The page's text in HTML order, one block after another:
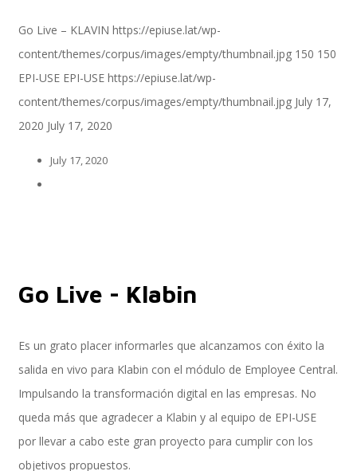
Servicios y productos cloud
Implementación SAP SuccessFactors
Implementación Nómina Cloud Sap
Go Live – KLAVIN https://epiuse.lat/wp-
content/themes/corpus/images/empty/thumbnail.jpg 150 150
EPI-USE EPI-USE https://epiuse.lat/wp-
content/themes/corpus/images/empty/thumbnail.jpg July 17,
2020 July 17, 2020
July 17, 2020
Go Live - Klabin
Es un grato placer informarles que alcanzamos con éxito la
salida en vivo para Klabin con el módulo de Employee Central.
Impulsando la transformación digital en las empresas. No
queda más que agradecer a Klabin y al equipo de EPI-USE
por llevar a cabo este gran proyecto para cumplir con los
objetivos propuestos.